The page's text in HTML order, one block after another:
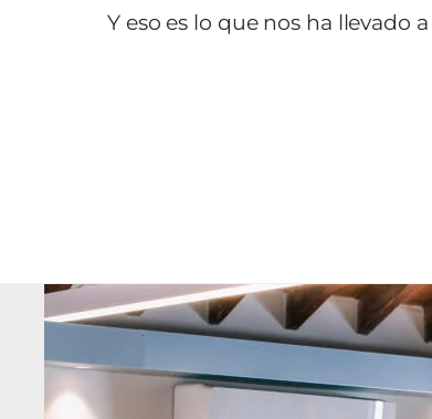
Y eso es lo que nos ha llevado